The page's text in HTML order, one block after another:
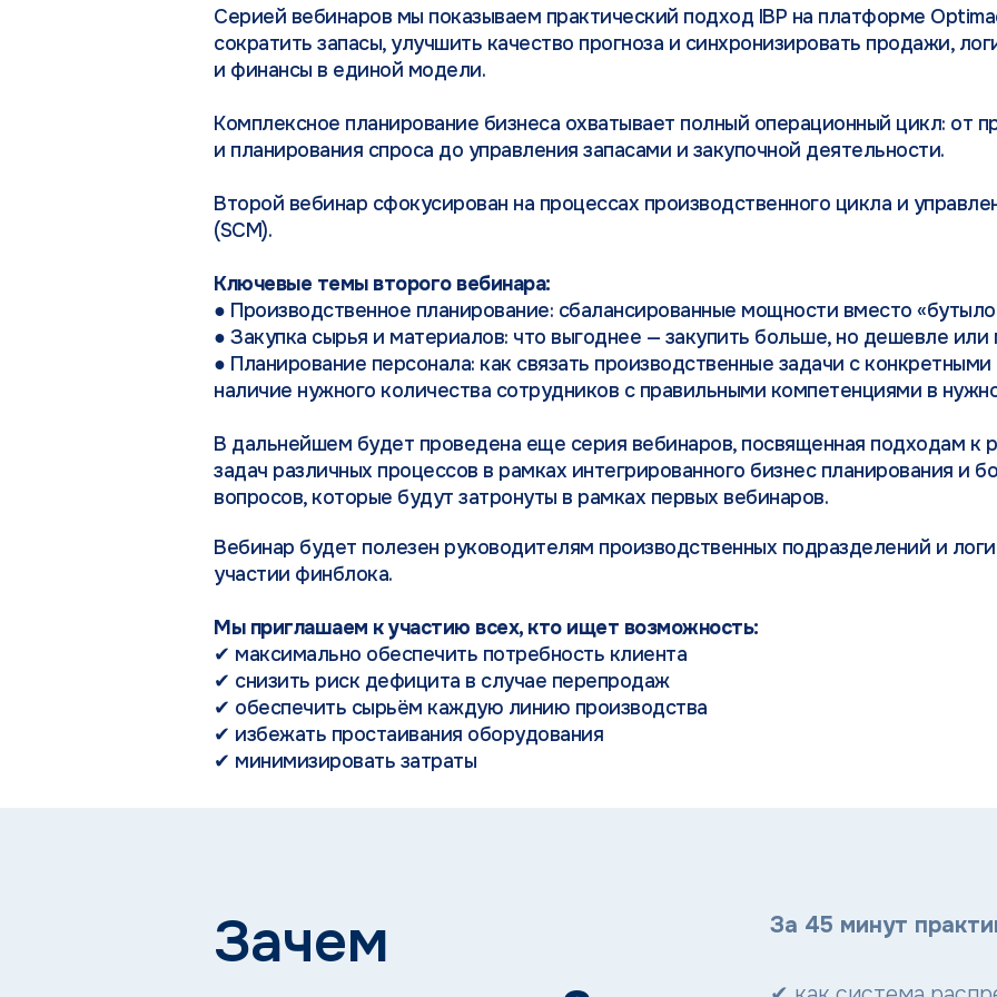
Серией вебинаров мы показываем практический подход IBP на платформе
сократить запасы, улучшить качество прогноза и синхронизировать продажи,
и финансы в единой модели.
Комплексное планирование бизнеса охватывает полный операционный цикл: от
и планирования спроса до управления запасами и закупочной деятельности.
Второй вебинар сфокусирован на процессах производственного цикла и
(SCM).
Ключевые темы второго вебинара:
● Производственное планирование: сбалансированные мощности вместо
● Закупка сырья и материалов: что выгоднее — закупить больше, но дешевле
● Планирование персонала: как связать производственные задачи с
наличие нужного количества сотрудников с правильными компетенциями в
В дальнейшем будет проведена еще серия вебинаров, посвященная подходам к
задач различных процессов в рамках интегрированного бизнес планирования и
вопросов, которые будут затронуты в рамках первых вебинаров.
Вебинар будет полезен руководителям производственных подразделений и
участии финблока.
Мы приглашаем к участию всех, кто ищет возможность:
✔ максимально обеспечить потребность клиента
✔ снизить риск дефицита в случае перепродаж
✔ обеспечить сырьём каждую линию производства
✔ избежать простаивания оборудования
✔ минимизировать затраты
Зачем
За 45 минут